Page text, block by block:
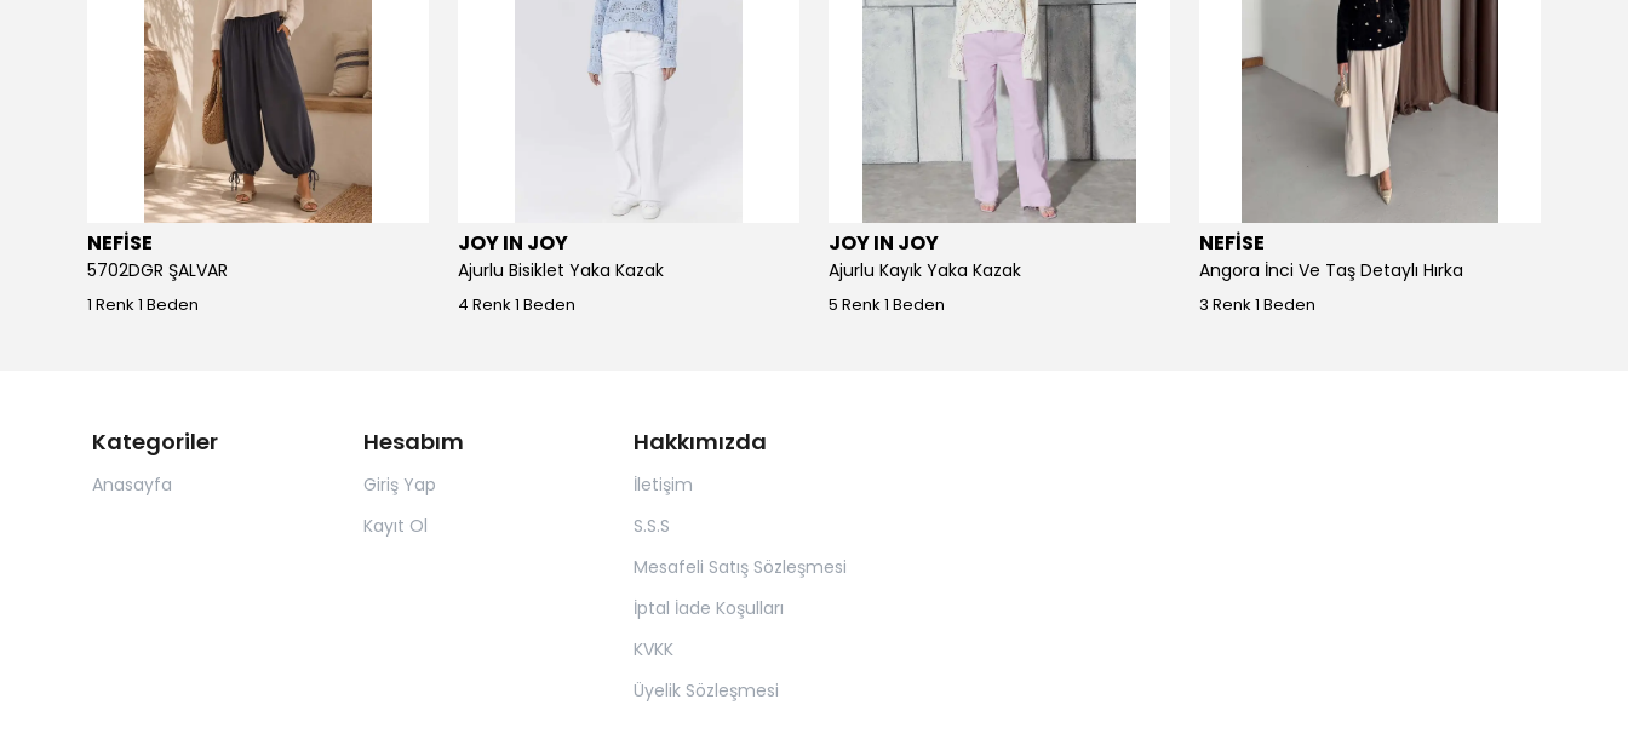
NEFİSE
5702DGR ŞALVAR
1 Renk 1 Beden
JOY IN JOY
Ajurlu Bisiklet Yaka Kazak
4 Renk 1 Beden
JOY IN JOY
Ajurlu Kayık Yaka Kazak
5 Renk 1 Beden
NEFİSE
Angora İnci Ve Taş Detaylı Hırka
3 Renk 1 Beden
Kategoriler
Anasayfa
Hesabım
Giriş Yap
Kayıt Ol
Hakkımızda
İletişim
S.S.S
Mesafeli Satış Sözleşmesi
İptal İade Koşulları
KVKK
Üyelik Sözleşmesi